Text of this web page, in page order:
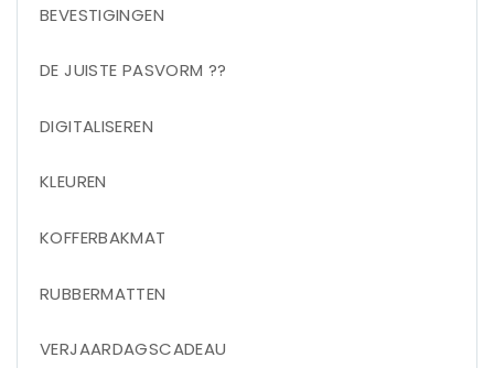
BEVESTIGINGEN
DE JUISTE PASVORM ??
DIGITALISEREN
KLEUREN
KOFFERBAKMAT
RUBBERMATTEN
VERJAARDAGSCADEAU